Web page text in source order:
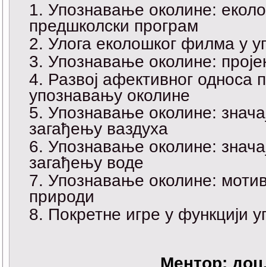
Упознавање околине:
предшколски програм
Улога еколошког филма у
Упознавање околине:
Развој афективног
упознавању околине
Упознавање околине:
загађењу ваздуха
Упознавање околине:
загађењу воде
Упознавање околине:
природи
Покретне игре у
Ментор: